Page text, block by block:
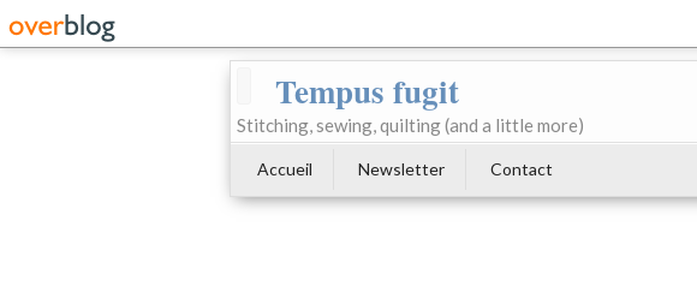
Tempus fugit
Stitching, sewing, quilting (and a little more)
Accueil Newsletter Contact